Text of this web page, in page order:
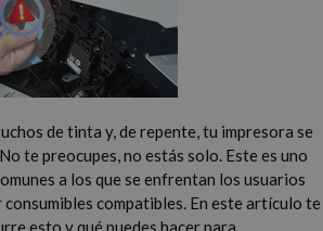
de tinta y, de repente, tu impresora se
te preocupes, no estás solo. Este es uno
a los que se enfrentan los usuarios
compatibles. En este artículo te
esto y qué puedes hacer para